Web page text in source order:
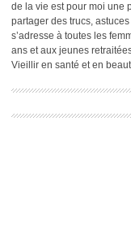
de la vie est pour moi une
partager des trucs,
s’adresse à toutes les
ans et aux jeunes
Vieillir en santé et en